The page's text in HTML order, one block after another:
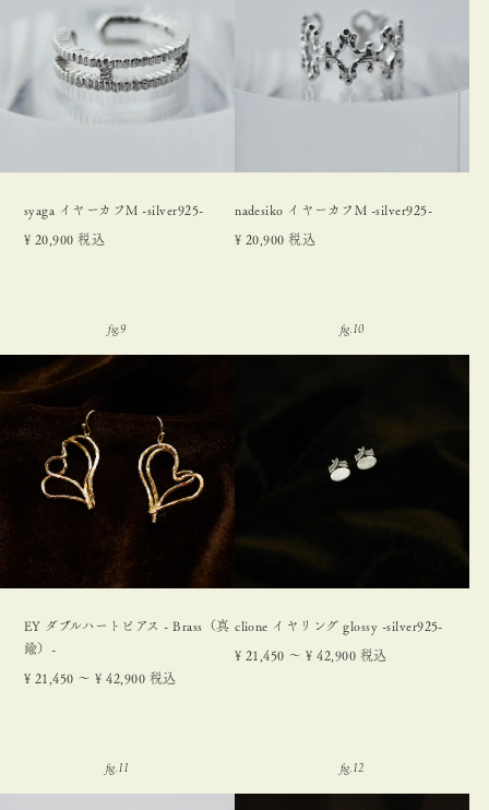
syaga イヤーカフM -silver925-
¥ 20,900 税込
nadesiko イヤーカフM -silver925-
¥ 20,900 税込
EY ダブルハートピアス - Brass（真
鍮）-
¥ 21,450 〜 ¥ 42,900 税込
clione イヤリング glossy -silver925-
¥ 21,450 〜 ¥ 42,900 税込